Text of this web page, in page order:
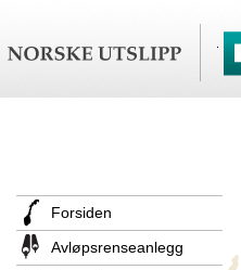
Forsiden
Avløpsrenseanlegg